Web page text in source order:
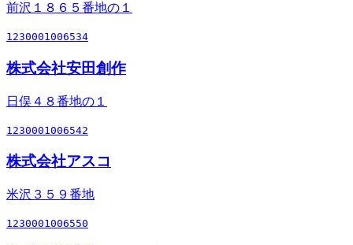
前沢１８６５番地の１
1230001006534
株式会社安田創作
日俣４８番地の１
1230001006542
株式会社アスコ
米沢３５９番地
1230001006550